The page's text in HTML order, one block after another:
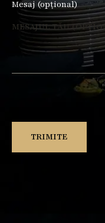
Mesaj (opțional)